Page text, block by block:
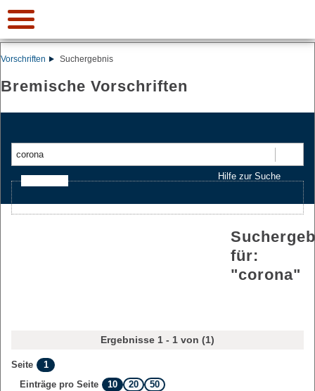
Vorschriften Suchergebnis
Bremische Vorschriften
Hilfe zur Suche
für:
"corona"
Ergebnisse 1 - 1 von (1)
Seite
1
Einträge pro Seite
10 20 50